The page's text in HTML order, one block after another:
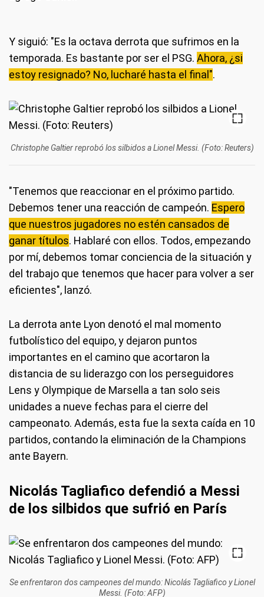
Y siguió: "Es la octava derrota que sufrimos en la
temporada. Es bastante por ser el PSG. Ahora, ¿si
estoy resignado? No, lucharé hasta el final".
Christophe Galtier reprobó los silbidos a Lionel Messi. (Foto: Reuters)
"Tenemos que reaccionar en el próximo partido.
Debemos tener una reacción de campeón. Espero
que nuestros jugadores no estén cansados de
ganar títulos. Hablaré con ellos. Todos, empezando
por mí, debemos tomar conciencia de la situación y
del trabajo que tenemos que hacer para volver a ser
eficientes", lanzó.
La derrota ante Lyon denotó el mal momento
futbolístico del equipo, y dejaron puntos
importantes en el camino que acortaron la
distancia de su liderazgo con los perseguidores
Lens y Olympique de Marsella a tan solo seis
unidades a nueve fechas para el cierre del
campeonato. Además, esta fue la sexta caída en 10
partidos, contando la eliminación de la Champions
ante Bayern.
Nicolás Tagliafico defendió a Messi
de los silbidos que sufrió en París
Se enfrentaron dos campeones del mundo: Nicolás Tagliafico y Lionel
Messi. (Foto: AFP)